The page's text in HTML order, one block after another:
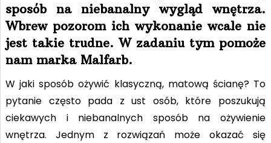
sposób na niebanalny wygląd wnętrza.
Wbrew pozorom ich wykonanie wcale nie
jest takie trudne. W zadaniu tym pomoże
nam marka Malfarb.
W jaki sposób ożywić klasyczną, matową ścianę? To
pytanie często pada z ust osób, które poszukują
ciekawych i niebanalnych sposób na ożywienie
wnętrza. Jednym z rozwiązań może okazać się